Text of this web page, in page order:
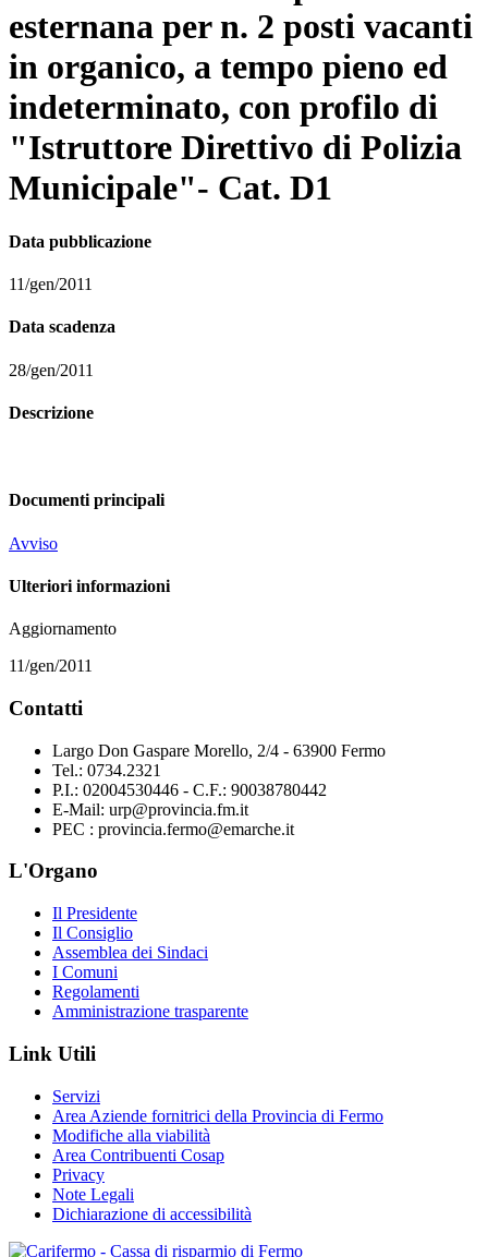
esternana per n. 2 posti vacanti
in organico, a tempo pieno ed
indeterminato, con profilo di
"Istruttore Direttivo di Polizia
Municipale"- Cat. D1
Data pubblicazione
11/gen/2011
Data scadenza
28/gen/2011
Descrizione
Documenti principali
Avviso
Ulteriori informazioni
Aggiornamento
11/gen/2011
Contatti
Largo Don Gaspare Morello, 2/4 - 63900 Fermo
Tel.: 0734.2321
P.I.: 02004530446 - C.F.: 90038780442
E-Mail: urp@provincia.fm.it
PEC : provincia.fermo@emarche.it
L'Organo
Il Presidente
Il Consiglio
Assemblea dei Sindaci
I Comuni
Regolamenti
Amministrazione trasparente
Link Utili
Servizi
Area Aziende fornitrici della Provincia di Fermo
Modifiche alla viabilità
Area Contribuenti Cosap
Privacy
Note Legali
Dichiarazione di accessibilità